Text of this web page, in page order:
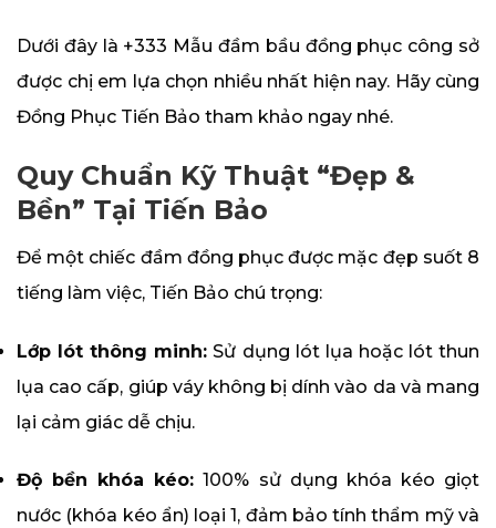
Dưới đây là +333 Mẫu đầm bầu đồng phục công sở
được chị em lựa chọn nhiều nhất hiện nay. Hãy cùng
Đồng Phục Tiến Bảo tham khảo ngay nhé.
Quy Chuẩn Kỹ Thuật “Đẹp &
Bền” Tại Tiến Bảo
Để một chiếc đầm đồng phục được mặc đẹp suốt 8
tiếng làm việc, Tiến Bảo chú trọng:
Lớp lót thông minh: Sử dụng lót lụa hoặc lót thun
lụa cao cấp, giúp váy không bị dính vào da và mang
lại cảm giác dễ chịu.
Độ bền khóa kéo: 100% sử dụng khóa kéo giọt
nước (khóa kéo ẩn) loại 1, đảm bảo tính thẩm mỹ và